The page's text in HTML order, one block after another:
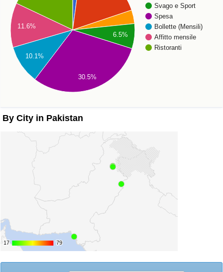
Svago e Sport
Spesa
Bollette (Mensili)
Affitto mensile
Ristoranti
6.5%
11.6%
10.1%
30.5%
By City in Pakistan
17
17 79
79